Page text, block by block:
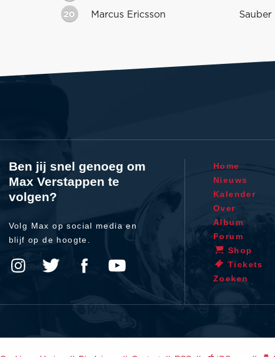
20 Marcus Ericsson Sauber
Ben jij snel genoeg om
Max Verstappen te
volgen?
Volg Max op social media en
blijf op de hoogte.
Home
Nieuws
Kalender
Over
Album
Forum
Shop
Tickets
Zoeken